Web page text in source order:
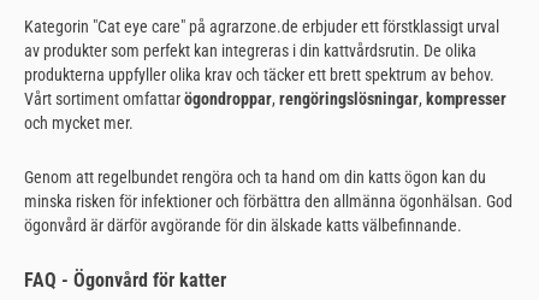
Kategorin "Cat eye care" på agrarzone.de erbjuder ett förstklassigt urval
av produkter som perfekt kan integreras i din kattvårdsrutin. De olika
produkterna uppfyller olika krav och täcker ett brett spektrum av behov.
Vårt sortiment omfattarögondroppar, rengöringslösningar, kompresser
och mycket mer.
Genom att regelbundet rengöra och ta hand om din katts ögon kan du
minska risken för infektioner och förbättra den allmänna ögonhälsan. God
ögonvård är därför avgörande för din älskade katts välbefinnande.
FAQ - Ögonvård för katter